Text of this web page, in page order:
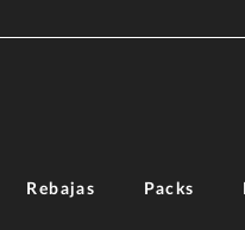
Rebajas Packs